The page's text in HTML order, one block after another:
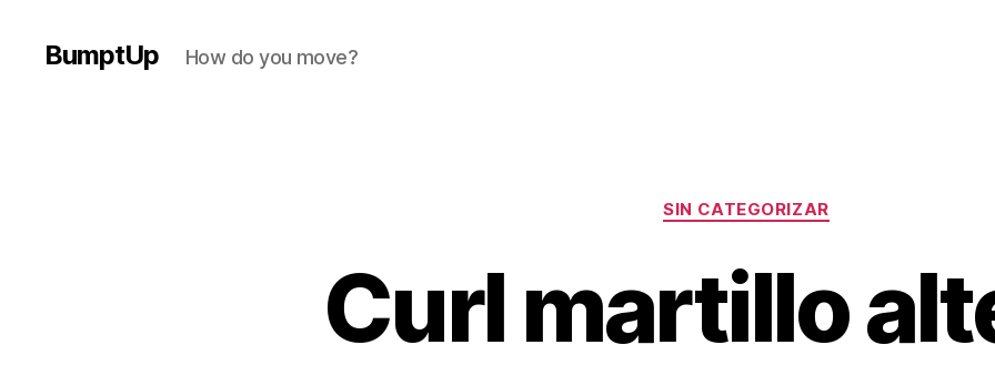
BumptUp How do you move?
Categorías
SIN CATEGORIZAR
Curl martillo